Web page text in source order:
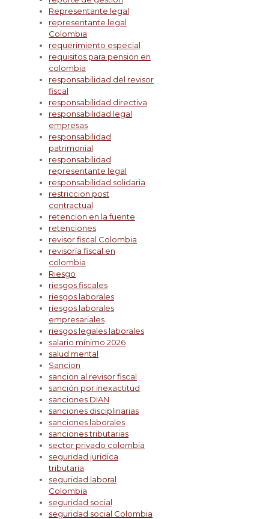
Representante legal
representante legal
Colombia
requerimiento especial
requisitos para pension en
colombia
responsabilidad del revisor
fiscal
responsabilidad directiva
responsabilidad legal
empresas
responsabilidad
patrimonial
responsabilidad
representante legal
responsabilidad solidaria
restriccion post
contractual
retencion en la fuente
retenciones
revisor fiscal Colombia
revisoría fiscal en
colombia
Riesgo
riesgos fiscales
riesgos laborales
riesgos laborales
empresariales
riesgos legales laborales
salario mínimo 2026
salud mental
Sancion
sancion al revisor fiscal
sanción por inexactitud
sanciones DIAN
sanciones disciplinarias
sanciones laborales
sanciones tributarias
sector privado colombia
seguridad juridica
tributaria
seguridad laboral
Colombia
seguridad social
seguridad social Colombia